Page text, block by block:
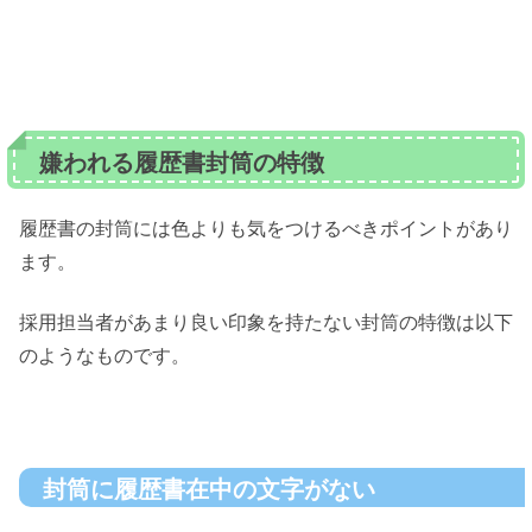
嫌われる履歴書封筒の特徴
履歴書の封筒には色よりも気をつけるべきポイントがあり
ます。
採用担当者があまり良い印象を持たない封筒の特徴は以下
のようなものです。
封筒に履歴書在中の文字がない